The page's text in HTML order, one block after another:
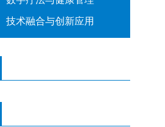
技术融合与创新应用